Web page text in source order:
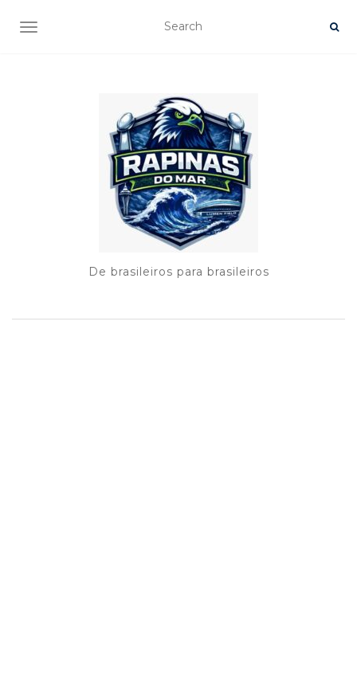
TOGGLE NAVIGATION
De brasileiros para brasileiros